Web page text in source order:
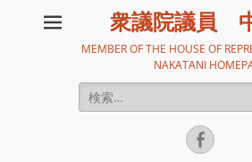
衆議院議員
MEMBER OF THE HOUSE OF
NAKATANI
検
索: